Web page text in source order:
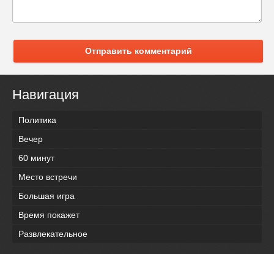
Отправить комментарий
Навигация
Политика
Вечер
60 минут
Место встречи
Большая игра
Время покажет
Развлекательное